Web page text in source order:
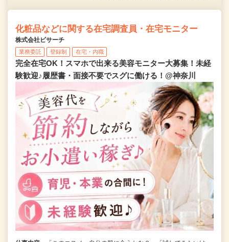
化粧品などに関する在宅調査員・在宅モニター
株式会社ビサーチ
業務委託 登録制 在宅・内職
完全在宅OK！スマホで出来る美容モニター大募集！未経
験歓迎♪履歴書・面接不要でスグに働ける！@神奈川